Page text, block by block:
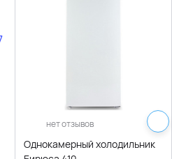
нет отзывов
Однокамерный холодильник